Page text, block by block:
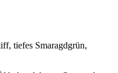
tiefes Smaragdgrün,